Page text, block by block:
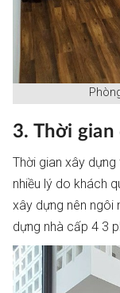
3. Thời
Thời gian xây
nhiều lý do khách
xây dựng nên ngôi
dựng nhà cấp 4 3